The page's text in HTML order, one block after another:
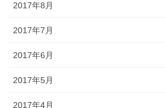
2017年8月
2017年7月
2017年6月
2017年5月
2017年4月